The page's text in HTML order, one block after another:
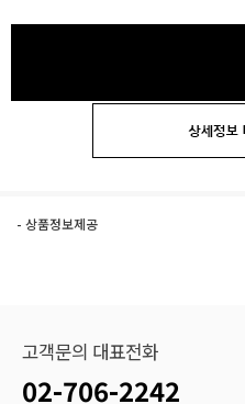
- 상품정보제공
고객문의 대표전화
02-706-2242